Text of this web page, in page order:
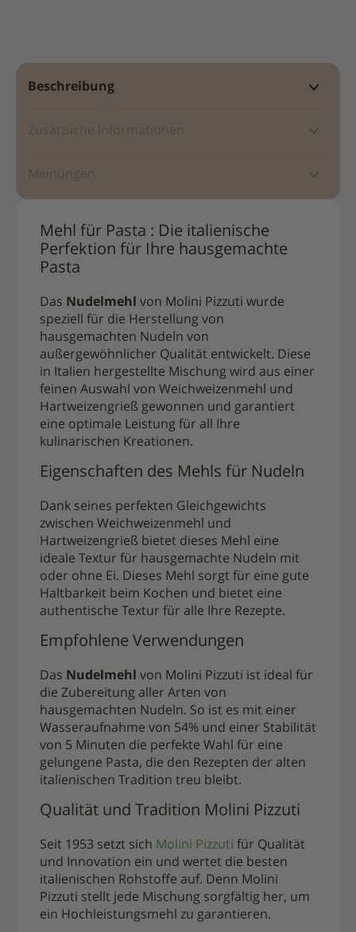
Beschreibung
Mehl für Pasta : Die italienische
Perfektion für Ihre hausgemachte
Pasta
Das Nudelmehl
von Molini Pizzuti wurde
speziell für die Herstellung von
hausgemachten Nudeln von
außergewöhnlicher Qualität entwickelt. Diese
in Italien hergestellte Mischung wird aus einer
feinen Auswahl von Weichweizenmehl und
Hartweizengrieß gewonnen und garantiert
eine optimale Leistung für all Ihre
kulinarischen Kreationen.
Eigenschaften des Mehls für Nudeln
Dank seines perfekten Gleichgewichts
zwischen Weichweizenmehl und
Hartweizengrieß bietet dieses Mehl eine
ideale Textur für hausgemachte Nudeln mit
oder ohne Ei. Dieses Mehl sorgt für eine gute
Haltbarkeit beim Kochen und bietet eine
authentische Textur für alle Ihre Rezepte.
Empfohlene Verwendungen
Das Nudelmehl
von Molini Pizzuti ist ideal für
die Zubereitung aller Arten von
hausgemachten Nudeln. So ist es mit einer
Wasseraufnahme von 54% und einer Stabilität
von 5 Minuten die perfekte Wahl für eine
gelungene Pasta, die den Rezepten der alten
italienischen Tradition treu bleibt.
Qualität und Tradition Molini Pizzuti
Seit 1953 setzt sich Molini Pizzuti für Qualität
und Innovation ein und wertet die besten
italienischen Rohstoffe auf. Denn Molini
Pizzuti stellt jede Mischung sorgfältig her, um
ein Hochleistungsmehl zu garantieren.